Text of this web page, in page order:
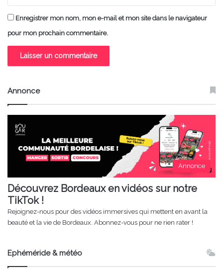
Enregistrer mon nom, mon e-mail et mon site dans le navigateur
pour mon prochain commentaire.
Annonce
Annonce
Découvrez Bordeaux en vidéos sur notre
TikTok !
Rejoignez-nous pour des vidéos immersives qui mettent en avant la
beauté et la vie de Bordeaux. Abonnez-vous pour ne rien rater !
Ephéméride & météo